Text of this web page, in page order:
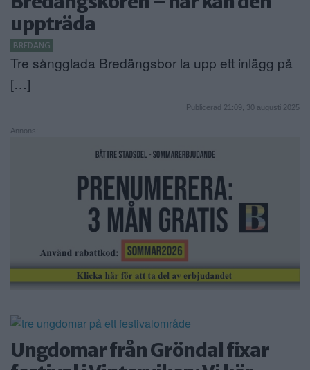
uppträda
BREDÄNG
Tre sångglada Bredängsbor la upp ett inlägg på
[…]
Publicerad 21:09, 30 augusti 2025
Annons:
Ungdomar från Gröndal fixar